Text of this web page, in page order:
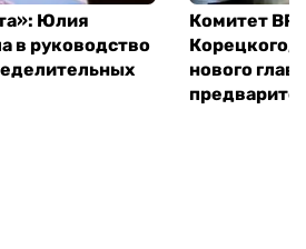
Юлия
в руководство
Комитет ВР
Корецкого,
нового